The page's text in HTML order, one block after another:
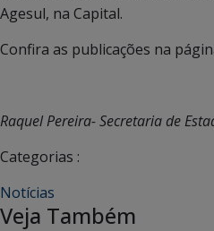
Agesul, na Capital.
Confira as publicações na
Raquel Pereira- Secretaria de
Categorias :
Notícias
Veja Também